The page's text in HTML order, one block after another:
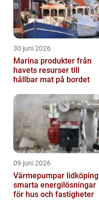
30 juni 2026
Marina produkter från
havets resurser till
hållbar mat på bordet
09 juni 2026
Värmepumpar lidköping
smarta energilösningar
för hus och fastigheter